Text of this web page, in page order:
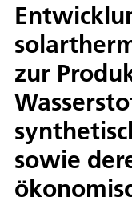
zur
sowie